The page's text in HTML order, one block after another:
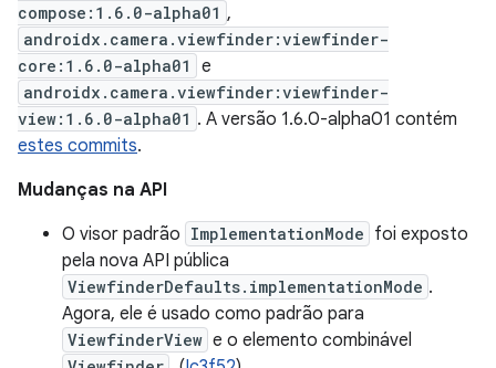
compose:1.6.0-alpha01 ,
androidx.camera.viewfinder:viewfinder-
core:1.6.0-alpha01
e
androidx.camera.viewfinder:viewfinder-
view:1.6.0-alpha01 . A versão 1.6.0-alpha01 contém
estes commits.
Mudanças na API
O visor padrão ImplementationMode foi exposto
pela nova API pública
ViewfinderDefaults.implementationMode .
Agora, ele é usado como padrão para
ViewfinderView e o elemento combinável